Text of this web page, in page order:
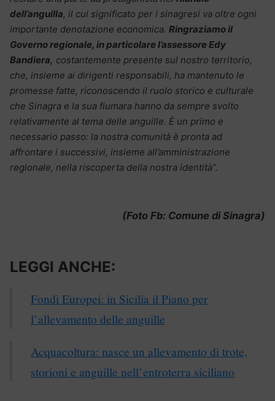
dell’anguilla, il cui significato per i sinagresi va oltre ogni
importante denotazione economica. Ringraziamo il
Governo regionale, in particolare l’assessore Edy
Bandiera, costantemente presente sul nostro territorio,
che, insieme ai dirigenti responsabili, ha mantenuto le
promesse fatte, riconoscendo il ruolo storico e culturale
che Sinagra e la sua fiumara hanno da sempre svolto
relativamente al tema delle anguille. È un primo e
necessario passo: la nostra comunità è pronta ad
affrontare i successivi, insieme all’amministrazione
regionale, nella riscoperta della nostra identità”.
(Foto Fb: Comune di Sinagra)
LEGGI ANCHE:
Fondi Europei: in Sicilia il Piano per
l’allevamento delle anguille
Acquacoltura: nasce un allevamento di trote,
storioni e anguille nell’entroterra siciliano